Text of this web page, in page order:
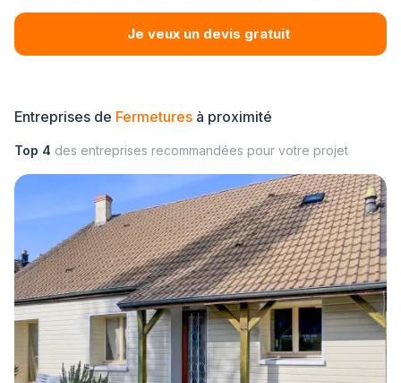
Je veux un devis gratuit
Entreprises de Fermetures à proximité
Top 4 des entreprises recommandées pour votre projet